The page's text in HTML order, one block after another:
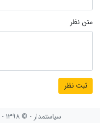
متن نظر
سیاستمدار - © ۱۳۹۸ -